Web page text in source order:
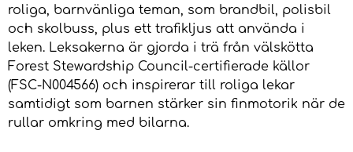
roliga, barnvänliga teman, som brandbil, polisbil
och skolbuss, plus ett trafikljus att använda i
leken. Leksakerna är gjorda i trä från välskötta
Forest Stewardship Council-certifierade källor
(FSC-N004566) och inspirerar till roliga lekar
samtidigt som barnen stärker sin finmotorik när de
rullar omkring med bilarna.